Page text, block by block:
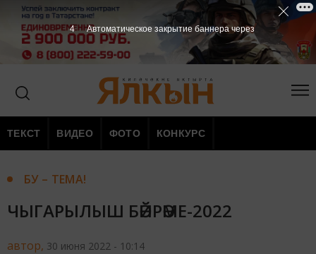
ТЕКСТ ВИДЕО ФОТО КОНКУРС
БУ – ТЕМА!
ЧЫГАРЫЛЫШ БӘЙРӘМЕ-2022
автор, 30 июня 2022 - 10:14
2 Автоматическое закрытие баннера через